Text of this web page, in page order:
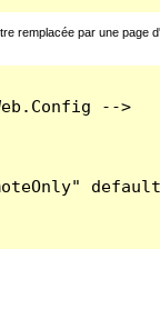
remplacée par une page
-->